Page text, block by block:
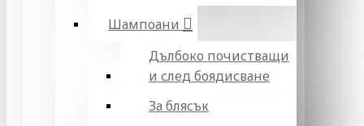
Шампоани
Дълбоко почистващи
и след боядисване
За блясък